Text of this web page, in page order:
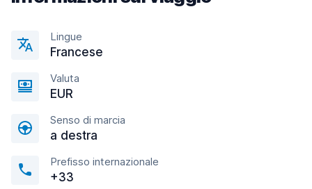
Lingue
Francese
Valuta
EUR
Senso di marcia
a destra
Prefisso internazionale
+33